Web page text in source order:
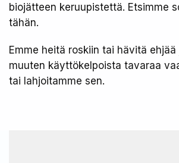
biojätteen keruupistettä. Etsimme
tähän.
Emme heitä roskiin tai hävitä ehjää
muuten käyttökelpoista tavaraa
tai lahjoitamme sen.